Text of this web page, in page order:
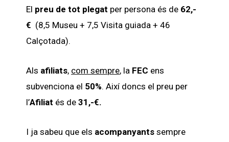
El preu de tot plegat per persona és de 62,-
€ (8,5 Museu + 7,5 Visita guiada + 46
Calçotada).
Als afiliats, com sempre, la FEC ens
subvenciona el 50%. Així doncs el preu per
l’Afiliat és de31,-€.
I ja sabeu que els acompanyants sempre